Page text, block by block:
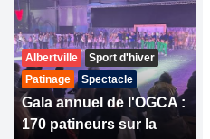
Albertville
Sport d'hiver
Patinage
Spectacle
Gala annuel de l'OGCA :
170 patineurs sur la